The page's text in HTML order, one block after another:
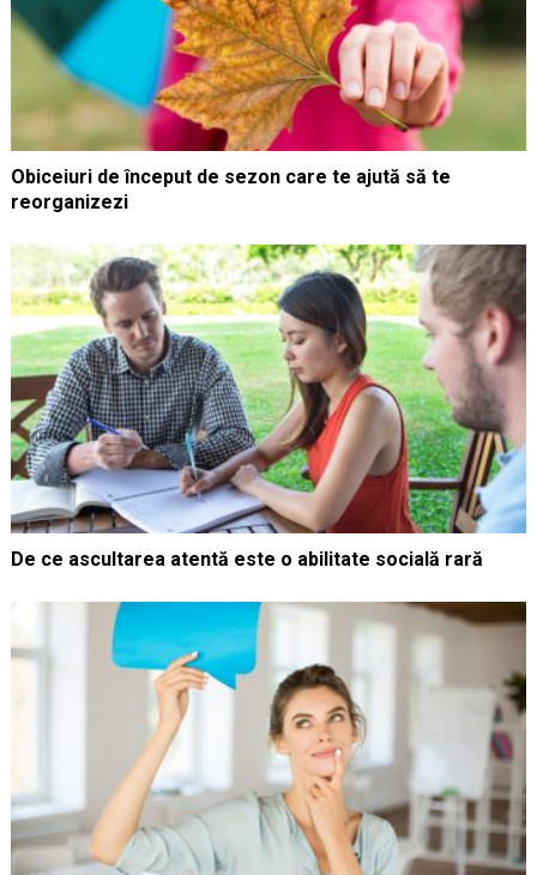
Obiceiuri de început de sezon care te ajută să te
reorganizezi
De ce ascultarea atentă este o abilitate socială rară